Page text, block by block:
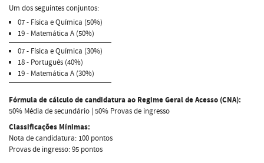
Um dos seguintes conjuntos:
07 - Física e Química (50%)
19 - Matemática A (50%)
07 - Física e Química (30%)
18 - Português (40%)
19 - Matemática A (30%)
Fórmula de cálculo de candidatura ao Regime Geral de Acesso (CNA):
50% Média de secundário | 50% Provas de ingresso
Classificações Mínimas:
Nota de candidatura: 100 pontos
Provas de ingresso: 95 pontos